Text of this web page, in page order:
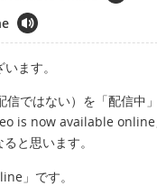
ます。
信ではない）を「配信中
is now available
と思います。
」です。